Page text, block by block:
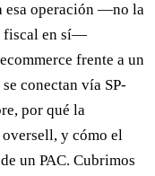
esa operación —no la
fiscal en sí—
frente a un
conectan vía SP-
por qué la
y cómo el
un PAC. Cubrimos